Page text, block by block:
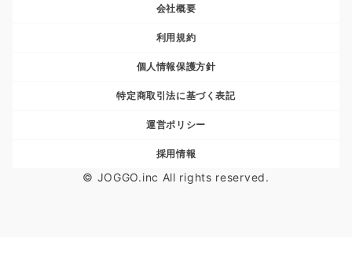
会社概要
利用規約
個人情報保護方針
特定商取引法に基づく表記
運営ポリシー
採用情報
© JOGGO.inc All rights reserved.